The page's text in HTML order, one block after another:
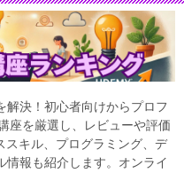
解決！初心者向けからプロフ
座を厳選し、レビューや評価
スキル、プログラミング、デ
情報も紹介します。オンライ